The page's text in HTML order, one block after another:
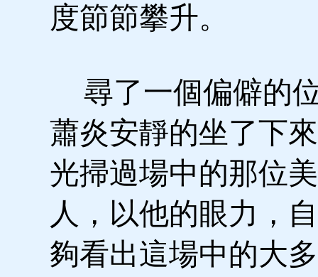
度節節攀升。
尋了一個偏僻的
蕭炎安靜的坐了下
光掃過場中的那位
人，以他的眼力，
夠看出這場中的大